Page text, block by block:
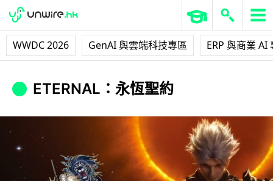
WWDC 2026 GenAI 與雲端科技專區 ERP 與商業 AI
ETERNAL：永恆聖約